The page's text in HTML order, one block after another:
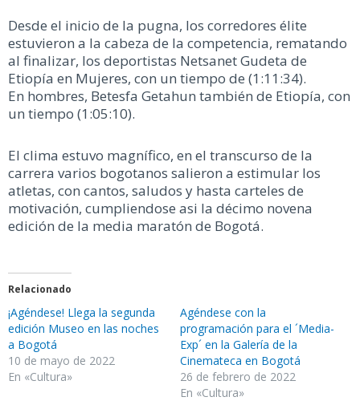
Desde el inicio de la pugna, los corredores élite
estuvieron a la cabeza de la competencia, rematando
al finalizar, los deportistas Netsanet Gudeta de
Etiopía en Mujeres, con un tiempo de (1:11:34).
En hombres, Betesfa Getahun también de Etiopía, con
un tiempo (1:05:10).
El clima estuvo magnífico, en el transcurso de la
carrera varios bogotanos salieron a estimular los
atletas, con cantos, saludos y hasta carteles de
motivación, cumpliendose asi la décimo novena
edición de la media maratón de Bogotá.
Relacionado
¡Agéndese! Llega la segunda
edición Museo en las noches
a Bogotá
10 de mayo de 2022
En «Cultura»
Agéndese con la
programación para el ´Media-
Exp´ en la Galería de la
Cinemateca en Bogotá
26 de febrero de 2022
En «Cultura»